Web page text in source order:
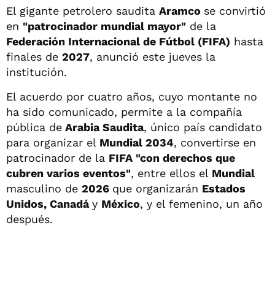
El gigante petrolero saudita Aramco se convirtió
en "patrocinador mundial mayor" de la
Federación Internacional de Fútbol (FIFA) hasta
finales de 2027, anunció este jueves la
institución.
El acuerdo por cuatro años, cuyo montante no
ha sido comunicado, permite a la compañía
pública de Arabia Saudita, único país candidato
para organizar el Mundial 2034, convertirse en
patrocinador de la FIFA "con derechos que
cubren varios eventos", entre ellos el Mundial
masculino de 2026 que organizarán Estados
Unidos, Canadáy México, y el femenino, un año
después.